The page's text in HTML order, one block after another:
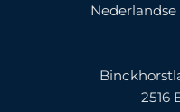
2516